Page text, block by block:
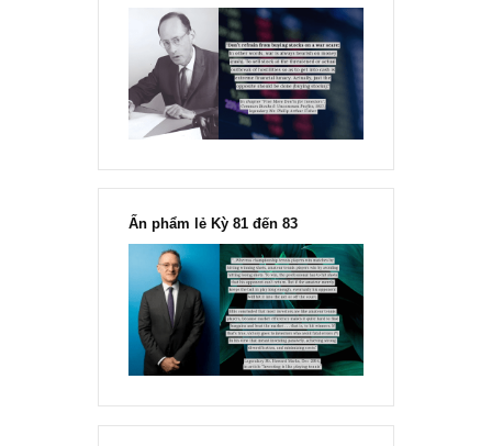
đông đối với rủi ro, Ngài Howard
Marks